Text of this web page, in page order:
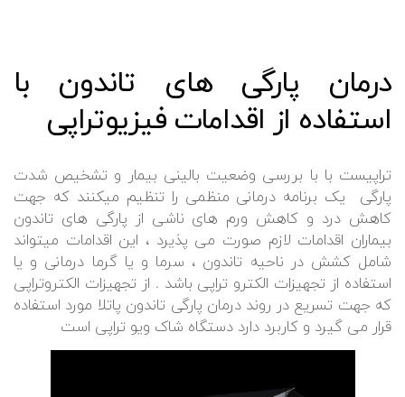
درمان پارگی های تاندون با
استفاده از اقدامات فیزیوتراپی
تراپیست با با بررسی وضعیت بالینی بیمار و تشخیص شدت
پارگی یک برنامه درمانی منظمی را تنظیم میکنند که جهت
کاهش درد و کاهش ورم های ناشی از پارگی های تاندون
بیماران اقدامات لازم صورت می پذیرد ، این اقدامات میتواند
شامل کشش در ناحیه تاندون ، سرما و یا گرما درمانی و یا
استفاده از تجهیزات الکترو تراپی باشد . از تجهیزات الکتروتراپی
که جهت تسریع در روند درمان پارگی تاندون پاتلا مورد استفاده
قرار می گیرد و کاربرد دارد دستگاه شاک ویو تراپی است